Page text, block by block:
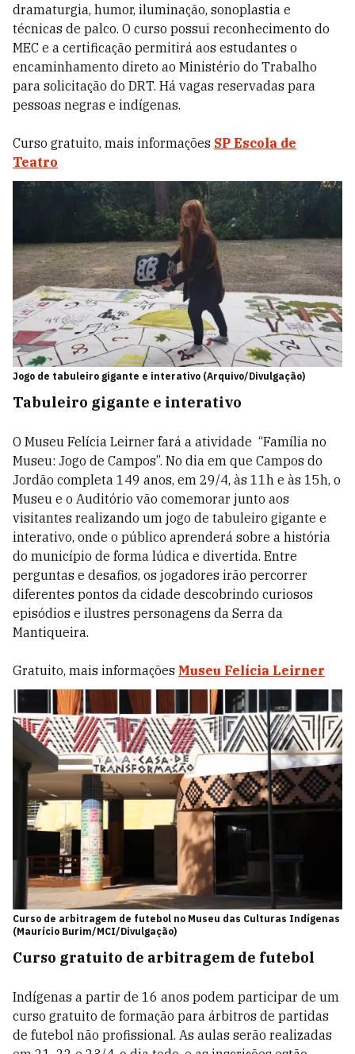
dramaturgia, humor, iluminação, sonoplastia e
técnicas de palco. O curso possui reconhecimento do
MEC e a certificação permitirá aos estudantes o
encaminhamento direto ao Ministério do Trabalho
para solicitação do DRT. Há vagas reservadas para
pessoas negras e indígenas.
Curso gratuito, mais informações SP Escola de
Teatro
Jogo de tabuleiro gigante e interativo (Arquivo/Divulgação)
Tabuleiro gigante e interativo
O Museu Felícia Leirner fará a atividade “Família no
Museu: Jogo de Campos”. No dia em que Campos do
Jordão completa 149 anos, em 29/4, às 11h e às 15h, o
Museu e o Auditório vão comemorar junto aos
visitantes realizando um jogo de tabuleiro gigante e
interativo, onde o público aprenderá sobre a história
do município de forma lúdica e divertida. Entre
perguntas e desafios, os jogadores irão percorrer
diferentes pontos da cidade descobrindo curiosos
episódios e ilustres personagens da Serra da
Mantiqueira.
Gratuito, mais informações Museu Felícia Leirner
Curso de arbitragem de futebol no Museu das Culturas Indígenas
(Maurício Burim/MCI/Divulgação)
Curso gratuito de arbitragem de futebol
Indígenas a partir de 16 anos podem participar de um
curso gratuito de formação para árbitros de partidas
de futebol não profissional. As aulas serão realizadas